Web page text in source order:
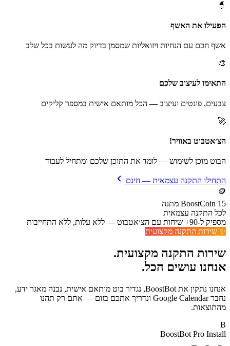
🧙
הפעילו את האשף
אשף חכם עם הנחיות ויזואליות שמסמן בדיוק מה לעשות בכל שלב
🎨
התאימו לעיצוב שלכם
צבעים, פונטים ועיצוב — הכל מותאם אישית במספר קליקים
🚀
הצ׳אטבוט באוויר!
הבוט מוכן לשימוש — לומד את התוכן שלכם ומתחיל לעבוד
התחילו התקנה עצמאית — חינם
🪙
15 BoostCoin מתנה
לכל התקנה עצמאית
מספיק ל-90+ שיחות עם הצ׳אטבוט — ללא עלות, ללא התחייבות
✨ שירות התקנה מקצועית
שירות התקנה מקצועית.
אנחנו עושים הכל.
אנחנו נתקין את BoostBot, נגדיר בוט מותאם אישית, נבנה מאגר ידע,
נחבר Google Calendar ונדריך אתכם בזום — אתם רק תהנו
מהתוצאות.
B
BoostBot Pro Install